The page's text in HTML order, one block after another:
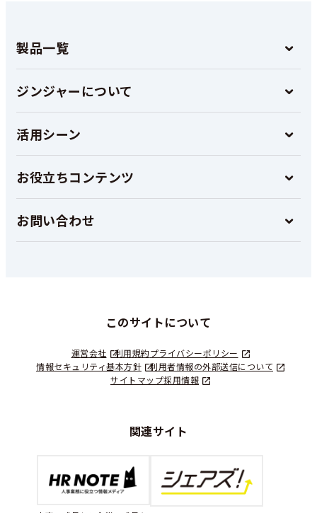
製品一覧
ジンジャーについて
活用シーン
お役立ちコンテンツ
お問い合わせ
このサイトについて
運営会社 利用規約プライバシーポリシー
情報セキュリティ基本方針
利用者情報の外部送信について
サイトマップ採用情報
関連サイト